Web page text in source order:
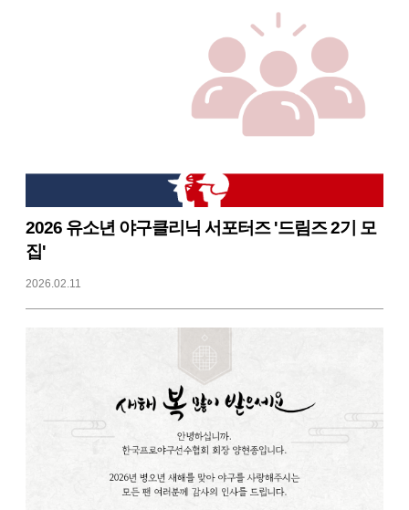
2026 유소년 야구클리닉 서포터즈 '드림즈 2기 모
집'
2026.02.11